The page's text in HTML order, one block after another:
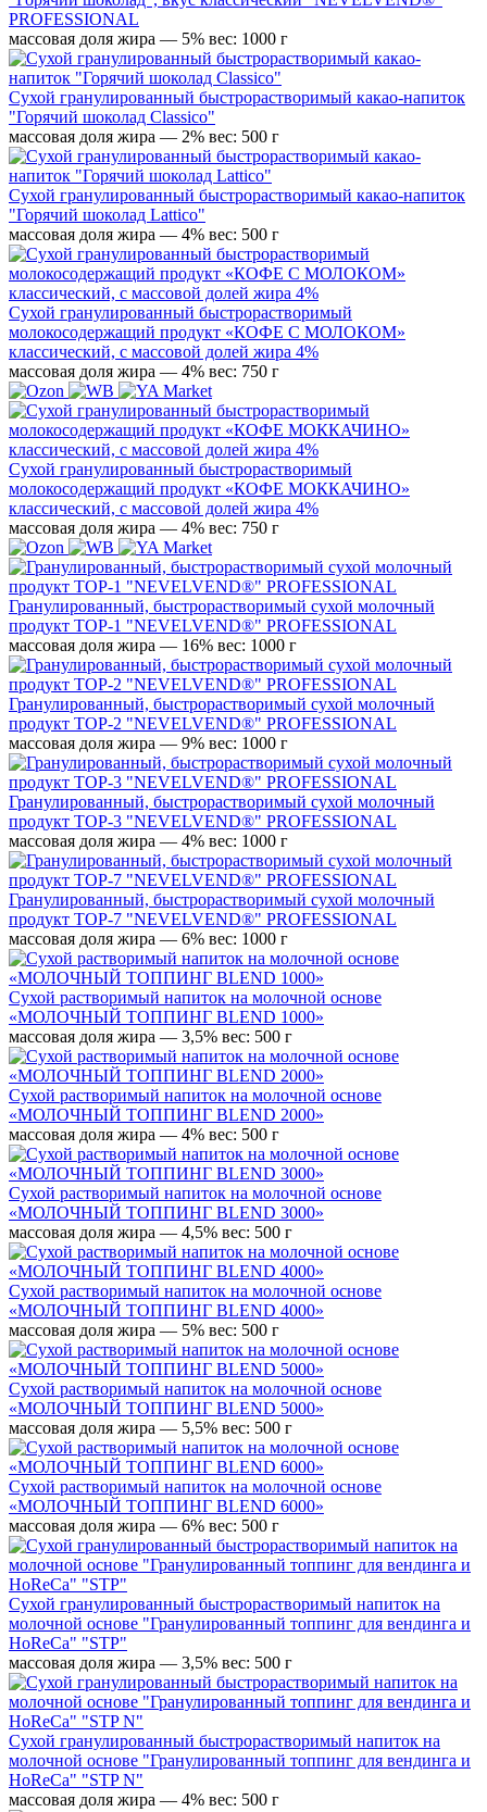
PROFESSIONAL
массовая доля жира — 5% вес: 1000 г
Сухой гранулированный быстрорастворимый какао-напиток
"Горячий шоколад Classico"
массовая доля жира — 2% вес: 500 г
Сухой гранулированный быстрорастворимый какао-напиток
"Горячий шоколад Lattico"
массовая доля жира — 4% вес: 500 г
Сухой гранулированный быстрорастворимый
молокосодержащий продукт «КОФЕ С МОЛОКОМ»
классический, с массовой долей жира 4%
массовая доля жира — 4% вес: 750 г
Сухой гранулированный быстрорастворимый
молокосодержащий продукт «КОФЕ МОККАЧИНО»
классический, с массовой долей жира 4%
массовая доля жира — 4% вес: 750 г
Гранулированный, быстрорастворимый сухой молочный
продукт TOP-1 "NEVELVEND®" PROFESSIONAL
массовая доля жира — 16% вес: 1000 г
Гранулированный, быстрорастворимый сухой молочный
продукт TOP-2 "NEVELVEND®" PROFESSIONAL
массовая доля жира — 9% вес: 1000 г
Гранулированный, быстрорастворимый сухой молочный
продукт TOP-3 "NEVELVEND®" PROFESSIONAL
массовая доля жира — 4% вес: 1000 г
Гранулированный, быстрорастворимый сухой молочный
продукт TOP-7 "NEVELVEND®" PROFESSIONAL
массовая доля жира — 6% вес: 1000 г
Сухой растворимый напиток на молочной основе
«МОЛОЧНЫЙ ТОППИНГ BLEND 1000»
массовая доля жира — 3,5% вес: 500 г
Сухой растворимый напиток на молочной основе
«МОЛОЧНЫЙ ТОППИНГ BLEND 2000»
массовая доля жира — 4% вес: 500 г
Сухой растворимый напиток на молочной основе
«МОЛОЧНЫЙ ТОППИНГ BLEND 3000»
массовая доля жира — 4,5% вес: 500 г
Сухой растворимый напиток на молочной основе
«МОЛОЧНЫЙ ТОППИНГ BLEND 4000»
массовая доля жира — 5% вес: 500 г
Сухой растворимый напиток на молочной основе
«МОЛОЧНЫЙ ТОППИНГ BLEND 5000»
массовая доля жира — 5,5% вес: 500 г
Сухой растворимый напиток на молочной основе
«МОЛОЧНЫЙ ТОППИНГ BLEND 6000»
массовая доля жира — 6% вес: 500 г
Сухой гранулированный быстрорастворимый напиток на
молочной основе "Гранулированный топпинг для вендинга и
HoReCa" "STP"
массовая доля жира — 3,5% вес: 500 г
Сухой гранулированный быстрорастворимый напиток на
молочной основе "Гранулированный топпинг для вендинга и
HoReCa" "STP N"
массовая доля жира — 4% вес: 500 г